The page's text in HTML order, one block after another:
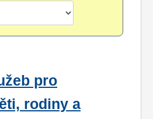
pro
rodiny a